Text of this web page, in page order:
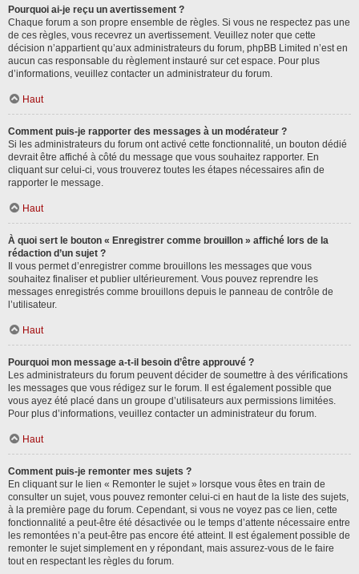
Pourquoi ai-je reçu un avertissement ?
Chaque forum a son propre ensemble de règles. Si vous ne respectez pas une
de ces règles, vous recevrez un avertissement. Veuillez noter que cette
décision n’appartient qu’aux administrateurs du forum, phpBB Limited n’est en
aucun cas responsable du règlement instauré sur cet espace. Pour plus
d’informations, veuillez contacter un administrateur du forum.
Haut
Comment puis-je rapporter des messages à un modérateur ?
Si les administrateurs du forum ont activé cette fonctionnalité, un bouton dédié
devrait être affiché à côté du message que vous souhaitez rapporter. En
cliquant sur celui-ci, vous trouverez toutes les étapes nécessaires afin de
rapporter le message.
Haut
À quoi sert le bouton « Enregistrer comme brouillon » affiché lors de la
rédaction d’un sujet ?
Il vous permet d’enregistrer comme brouillons les messages que vous
souhaitez finaliser et publier ultérieurement. Vous pouvez reprendre les
messages enregistrés comme brouillons depuis le panneau de contrôle de
l’utilisateur.
Haut
Pourquoi mon message a-t-il besoin d’être approuvé ?
Les administrateurs du forum peuvent décider de soumettre à des vérifications
les messages que vous rédigez sur le forum. Il est également possible que
vous ayez été placé dans un groupe d’utilisateurs aux permissions limitées.
Pour plus d’informations, veuillez contacter un administrateur du forum.
Haut
Comment puis-je remonter mes sujets ?
En cliquant sur le lien « Remonter le sujet » lorsque vous êtes en train de
consulter un sujet, vous pouvez remonter celui-ci en haut de la liste des sujets,
à la première page du forum. Cependant, si vous ne voyez pas ce lien, cette
fonctionnalité a peut-être été désactivée ou le temps d’attente nécessaire entre
les remontées n’a peut-être pas encore été atteint. Il est également possible de
remonter le sujet simplement en y répondant, mais assurez-vous de le faire
tout en respectant les règles du forum.